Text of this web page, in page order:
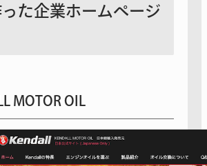
た企業ホームページ
MOTOR OIL